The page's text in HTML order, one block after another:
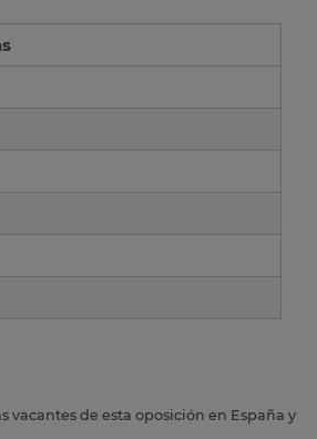
vacantes de esta oposición en España y